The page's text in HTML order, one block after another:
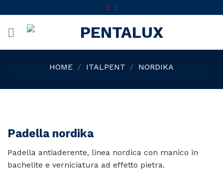
to
content
HOME / ITALPENT / NORDIKA
Padella nordika
Padella antiaderente, linea nordica con manico in
bachelite e verniciatura ad effetto pietra.